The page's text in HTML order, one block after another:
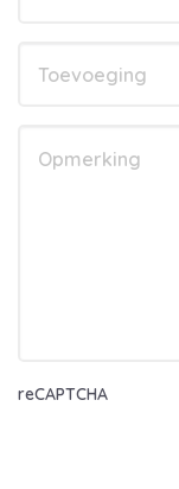
reCAPTCHA